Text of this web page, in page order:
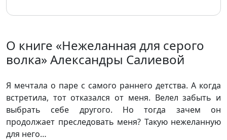
О книге «Нежеланная для серого
волка» Александры Салиевой
Я мечтала о паре с самого раннего детства. А когда
встретила, тот отказался от меня. Велел забыть и
выбрать себе другого. Но тогда зачем он
продолжает преследовать меня? Такую нежеланную
для него…